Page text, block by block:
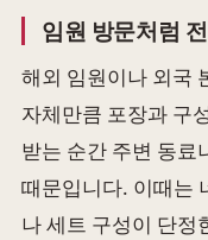
임원 방문처럼
해외 임원이나 외국
자체만큼 포장과 구
받는 순간 주변 동료
때문입니다. 이때는
나 세트 구성이 단정